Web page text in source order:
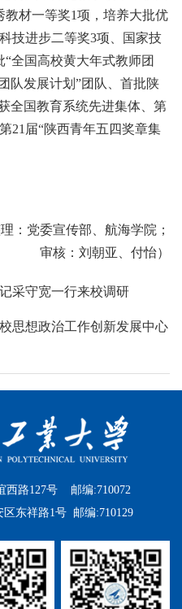
材一等奖1项，培养大批优
技进步二等奖3项、国家技
全国高校黄大年式教师团
队发展计划”团队、首批陕
全国教育系统先进集体、第
21届“陕西青年五四奖章集
：党委宣传部、航海学院；
审核：刘朝亚、付怡）
采守宽一行来校调研
思想政治工作创新发展中心
西路127号 邮编:710072
东祥路1号 邮编:710129